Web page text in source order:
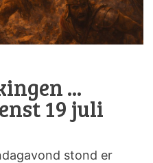
...
19 juli
stond er